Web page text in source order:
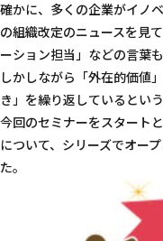
確かに、多くの企業がイノ
の組織改定のニュースを見
ーション担当」などの言葉も
しかしながら「外在的価値
き」を繰り返しているとい
今回のセミナーをスタート
について、シリーズでオー
た。